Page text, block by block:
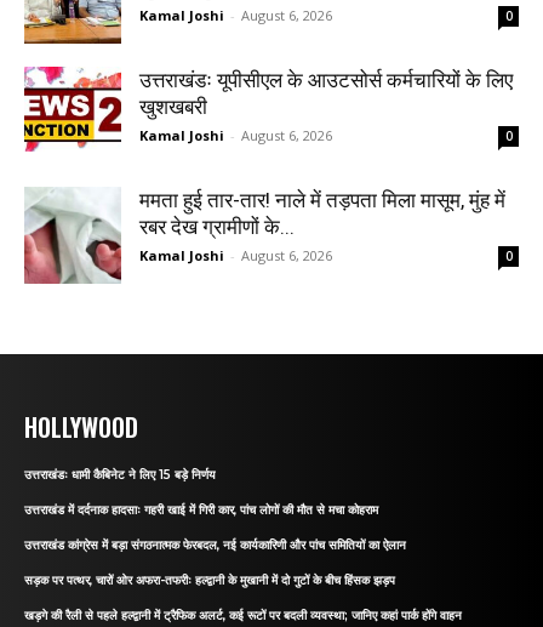
Kamal Joshi - August 6, 2026 0
उत्तराखंडः यूपीसीएल के आउटसोर्स कर्मचारियों के लिए
खुशखबरी
Kamal Joshi - August 6, 2026 0
ममता हुई तार-तार! नाले में तड़पता मिला मासूम, मुंह में
रबर देख ग्रामीणों के...
Kamal Joshi - August 6, 2026 0
HOLLYWOOD
उत्तराखंडः धामी कैबिनेट ने लिए 15 बड़े निर्णय
उत्तराखंड में दर्दनाक हादसाः गहरी खाई में गिरी कार, पांच लोगों की मौत से मचा कोहराम
उत्तराखंड कांग्रेस में बड़ा संगठनात्मक फेरबदल, नई कार्यकारिणी और पांच समितियों का ऐलान
सड़क पर पत्थर, चारों ओर अफरा-तफरीः हल्द्वानी के मुखानी में दो गुटों के बीच हिंसक झड़प
खड़गे की रैली से पहले हल्द्वानी में ट्रैफिक अलर्ट, कई रूटों पर बदली व्यवस्था; जानिए कहां पार्क होंगे वाहन